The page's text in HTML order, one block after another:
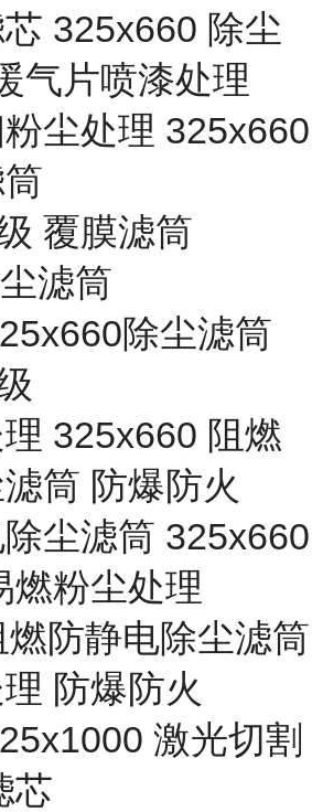
325x660 除尘
气片喷漆处理
尘处理 325x660
覆膜滤筒
滤筒
除尘滤筒
325x660 阻燃
筒 防爆防火
尘滤筒 325x660
燃粉尘处理
防静电除尘滤筒
防爆防火
激光切割
芯